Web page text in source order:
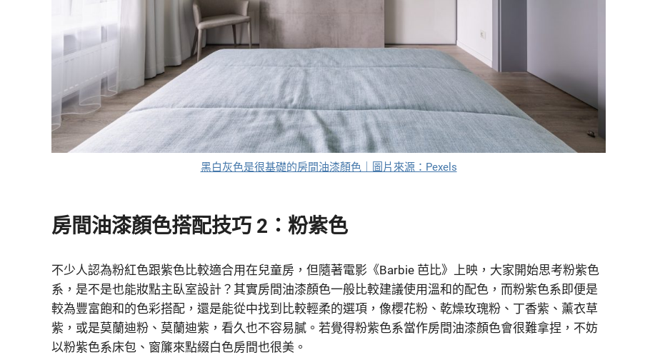
黑白灰色是很基礎的房間油漆顏色｜圖片來源：Pexels
房間油漆顏色搭配技巧 2：粉紫色
不少人認為粉紅色跟紫色比較適合用在兒童房，但隨著電影《Barbie 芭比》上映，大家開始思考粉紫色
系，是不是也能妝點主臥室設計？其實房間油漆顏色一般比較建議使用溫和的配色，而粉紫色系即便是
較為豐富飽和的色彩搭配，還是能從中找到比較輕柔的選項，像櫻花粉、乾燥玫瑰粉、丁香紫、薰衣草
紫，或是莫蘭迪粉、莫蘭迪紫，看久也不容易膩。若覺得粉紫色系當作房間油漆顏色會很難拿捏，不妨
以粉紫色系床包、窗簾來點綴白色房間也很美。